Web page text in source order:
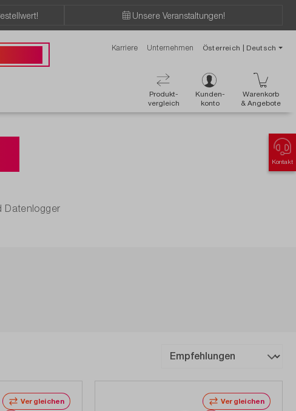
Unsere Veranstaltungen!
Karriere Unternehmen Österreich | Deutsch
Produkt-
vergleich
Kunden-
konto
Warenkorb
& Angebote
Kontakt
Datenlogger
Vergleichen
Vergleichen